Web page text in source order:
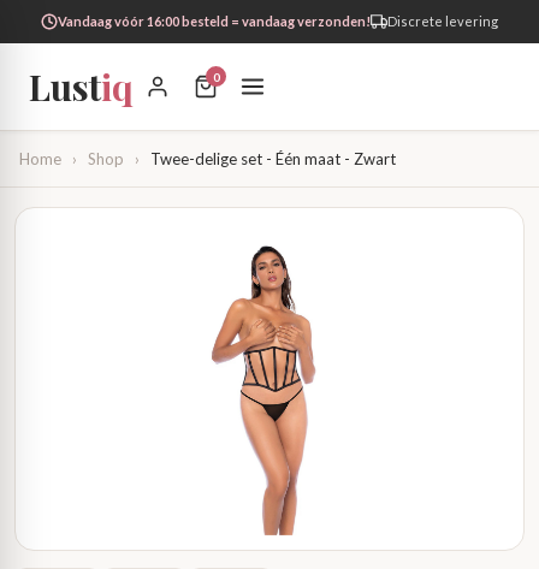
Vandaag vóór 16:00 besteld = vandaag verzonden! Discrete levering
Lustiq 0
Home › Shop › Twee-delige set - Één maat - Zwart